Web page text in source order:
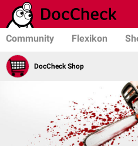
Community Flexikon
DocCheck Shop